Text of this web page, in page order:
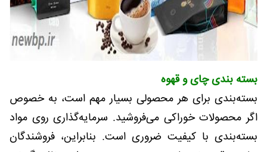
بسته بندی چای و قهوه
بسته‌بندی برای هر محصولی بسیار مهم است، به خصوص
اگر محصولات خوراکی می‌فروشید. سرمایه‌گذاری روی مواد
بسته‌بندی با کیفیت ضروری است. بنابراین، فروشندگان